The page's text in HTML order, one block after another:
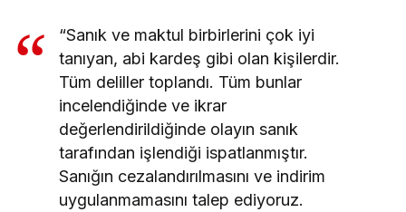
“Sanık ve maktul birbirlerini çok iyi
tanıyan, abi kardeş gibi olan kişilerdir.
Tüm deliller toplandı. Tüm bunlar
incelendiğinde ve ikrar
değerlendirildiğinde olayın sanık
tarafından işlendiği ispatlanmıştır.
Sanığın cezalandırılmasını ve indirim
uygulanmamasını talep ediyoruz.